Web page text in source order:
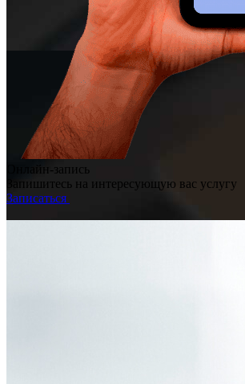
Онлайн-запись
Запишитесь на интересующую вас услугу
Записаться